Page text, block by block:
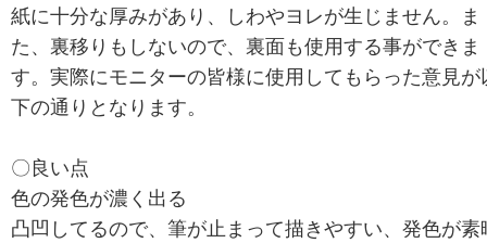
紙に十分な厚みがあり、しわやヨレが生じません。ま
た、裏移りもしないので、裏面も使用する事ができま
す。実際にモニターの皆様に使用してもらった意見が
下の通りとなります。
〇良い点
色の発色が濃く出る
凸凹してるので、筆が止まって描きやすい、発色が素